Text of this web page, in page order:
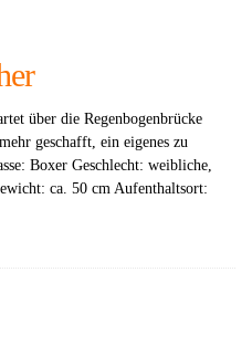
über die Regenbogenbrücke
geschafft, ein eigenes zu
Boxer Geschlecht: weibliche,
ca. 50 cm Aufenthaltsort: